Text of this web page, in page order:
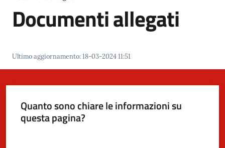
Vivere
Casalfiumanese
Documenti allegati
Ultimo aggiornamento:18-03-2024 11:51
Quanto sono chiare le informazioni su
questa pagina?